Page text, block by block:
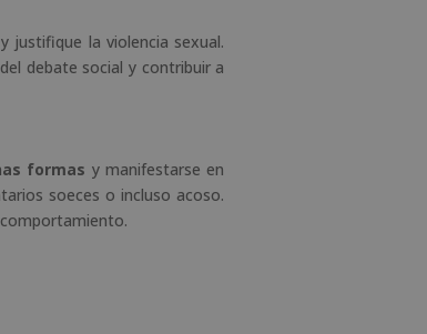
justifique la violencia sexual.
debate social y contribuir a
formas y manifestarse en
soeces o incluso acoso.